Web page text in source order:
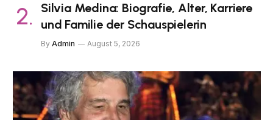
Silvia Medina: Biografie, Alter, Karriere
und Familie der Schauspielerin
By Admin August 5, 2026